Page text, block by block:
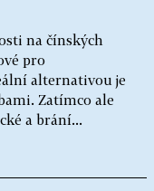
na čínských
pro
alternativou je
Zatímco ale
a brání...